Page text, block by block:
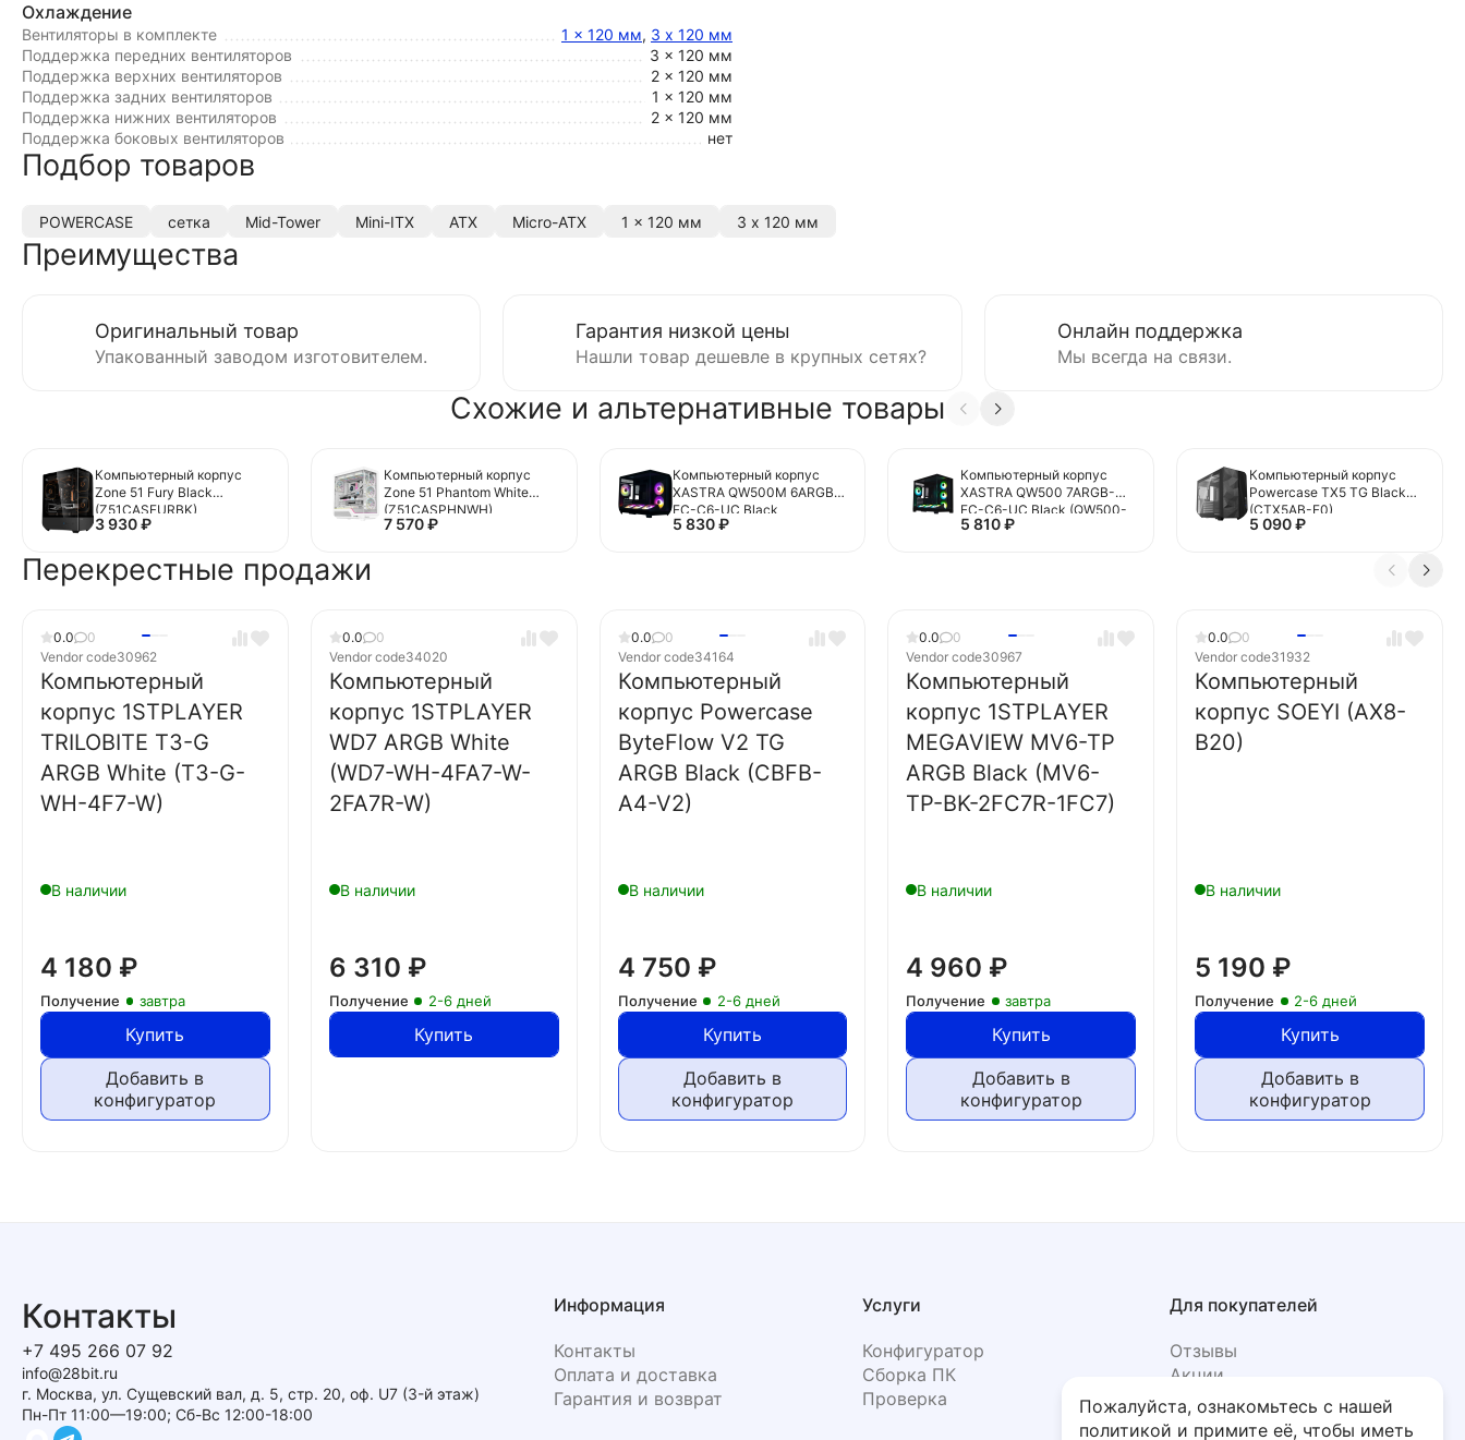
Охлаждение
Вентиляторы в комплекте 1 x 120 мм, 3 х 120 мм
Поддержка передних вентиляторов
3 x 120 мм
Поддержка верхних вентиляторов
2 x 120 мм
Поддержка задних вентиляторов
1 x 120 мм
Поддержка нижних вентиляторов
2 x 120 мм
Поддержка боковых вентиляторов
нет
Подбор товаров
POWERCASE сетка Mid-Tower Mini-ITX ATX Micro-ATX 1 x 120 мм 3 х 120 мм
Преимущества
Оригинальный товар
Упакованный заводом изготовителем.
Гарантия низкой цены
Нашли товар дешевле в крупных сетях?
Онлайн поддержка
Мы всегда на связи.
Схожие и альтернативные товары
Компьютерный корпус
Zone 51 Fury Black
(Z51CASFURBK)
3 930₽
Компьютерный корпус
Zone 51 Phantom White
(Z51CASPHNWH)
7 570₽
Компьютерный корпус
XASTRA QW500M 6ARGB-
FC-C6-UC Black
(QW500M-1FA36A-
5 830₽
Компьютерный корпус
XASTRA QW500 7ARGB-
FC-C6-UC Black (QW500-
2FA36A-1FC12-C6-UC)
5 810₽
Компьютерный корпус
Powercase TX5 TG Black
(CTX5AB-F0)
5 090₽
Перекрестные продажи
0.0
0
Vendor code30962
Компьютерный
корпус 1STPLAYER
TRILOBITE T3-G
ARGB White (T3-G-
WH-4F7-W)
В наличии
4 180 ₽
Получение завтра
Купить
Добавить в
конфигуратор
0.0
0
Vendor code34020
Компьютерный
корпус 1STPLAYER
WD7 ARGB White
(WD7-WH-4FA7-W-
2FA7R-W)
В наличии
6 310 ₽
Получение 2-6 дней
Купить
0.0
0
Vendor code34164
Компьютерный
корпус Powercase
ByteFlow V2 TG
ARGB Black (CBFB-
A4-V2)
В наличии
4 750 ₽
Получение 2-6 дней
Купить
Добавить в
конфигуратор
0.0
0
Vendor code30967
Компьютерный
корпус 1STPLAYER
MEGAVIEW MV6-TP
ARGB Black (MV6-
TP-BK-2FC7R-1FC7)
В наличии
4 960 ₽
Получение завтра
Купить
Добавить в
конфигуратор
0.0
0
Vendor code31932
Компьютерный
корпус SOEYI (AX8-
B20)
В наличии
5 190 ₽
Получение 2-6 дней
Купить
Добавить в
конфигуратор
Контакты
+7 495 266 07 92
info@28bit.ru
г. Москва, ул. Сущевский вал, д. 5, стр. 20, оф. U7 (3-й этаж)
Пн-Пт 11:00—19:00; Сб-Вс 12:00-18:00
Информация
Контакты
Оплата и доставка
Гарантия и возврат
Услуги
Конфигуратор
Сборка ПК
Проверка
Для покупателей
Отзывы
Акции
Фото
Пожалуйста, ознакомьтесь с нашей
политикой и примите её, чтобы иметь